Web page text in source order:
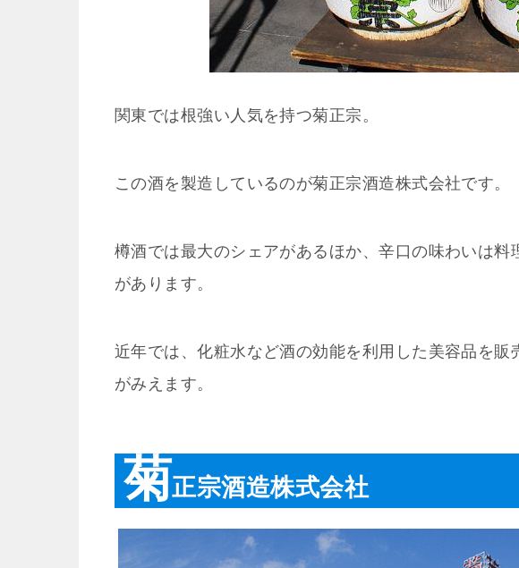
関東では根強い人気を持つ菊正宗。
この酒を製造しているのが菊正宗酒造株式会社です。
樽酒では最大のシェアがあるほか、辛口の味わいは
があります。
近年では、化粧水など酒の効能を利用した美容品を販
がみえます。
菊正宗酒造株式会社